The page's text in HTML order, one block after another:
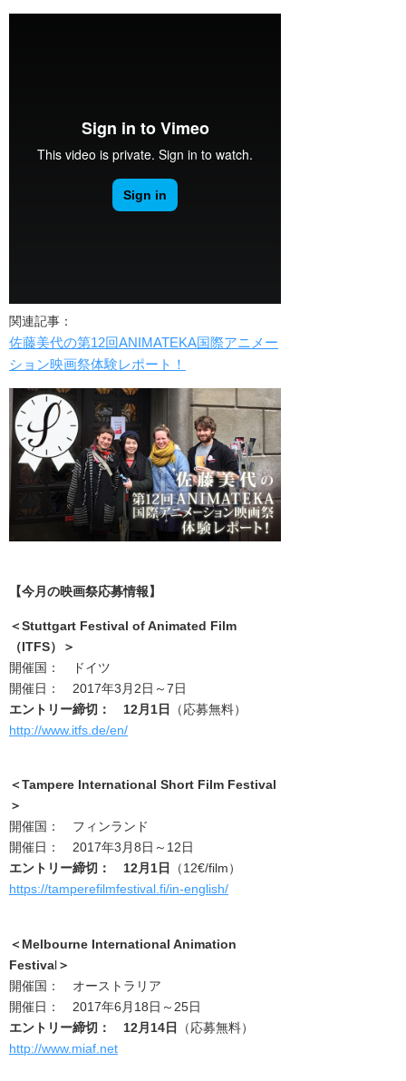
関連記事：
佐藤美代の第12回ANIMATEKA国際アニメー
ション映画祭体験レポート！
【今月の映画祭応募情報】
＜Stuttgart Festival of Animated Film
（ITFS）
＞
開催国： ドイツ
開催日： 2017年3月2日～7日
エントリー締切： 12月1日
（応募無料）
http://www.itfs.de/en/
＜Tampere International Short Film Festival
＞
開催国： フィンランド
開催日： 2017年3月8日～12日
エントリー締切： 12月1日
（12€/film）
https://tamperefilmfestival.fi/in-english/
＜ Melbourne International Animation
Festival＞
開催国： オーストラリア
開催日： 2017年6月18日～25日
エントリー締切： 12月14日
（応募無料）
http://www.miaf.net